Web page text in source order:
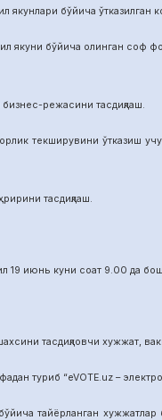
бўйича ўтказилган
бўйича олинган соф
режасини тасдиқлаш.
текширувини ўтказиш
тасдиқлаш.
19 июнь куни соат 9.00 да
тасдиқловчи хужжат,
туриб “eVOTE.uz –
тайёрланган хужжатлар